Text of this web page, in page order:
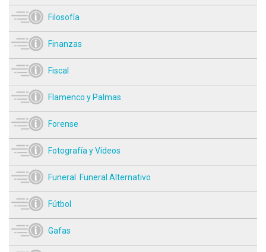
Filosofía
Finanzas
Fiscal
Flamenco y Palmas
Forense
Fotografía y Vídeos
Funeral. Funeral Alternativo
Fútbol
Gafas